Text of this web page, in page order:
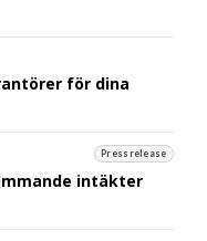
för dina
Pressrelease
intäkter